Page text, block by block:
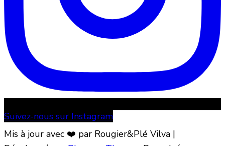
Suivez-nous sur Instagram
Mis à jour avec ❤️ par Rougier&Plé Vilva |